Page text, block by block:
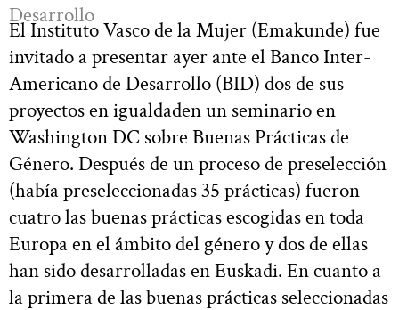
Desarrollo
El Instituto Vasco de la Mujer (Emakunde) fue
invitado a presentar ayer ante el Banco Inter-
Americano de Desarrollo (BID) dos de sus
proyectos en igualdaden un seminario en
Washington DC sobre Buenas Prácticas de
Género. Después de un proceso de preselección
(había preseleccionadas 35 prácticas) fueron
cuatro las buenas prácticas escogidas en toda
Europa en el ámbito del género y dos de ellas
han sido desarrolladas en Euskadi. En cuanto a
la primera de las buenas prácticas seleccionadas